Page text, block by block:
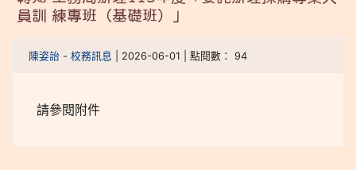
員訓 練專班（基礎班）」
陳姿詒 - 校務訊息 | 2026-06-01 | 點閱數： 94
請參閱附件